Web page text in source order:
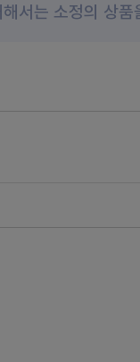
서는 소정의 상품